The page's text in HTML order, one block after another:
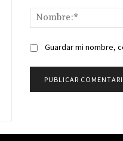
Guardar mi nombre,